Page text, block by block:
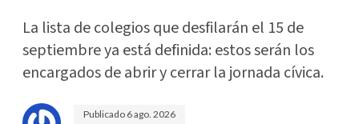
La lista de colegios que desfilarán el 15 de
septiembre ya está definida: estos serán los
encargados de abrir y cerrar la jornada cívica.
Publicado 6 ago. 2026